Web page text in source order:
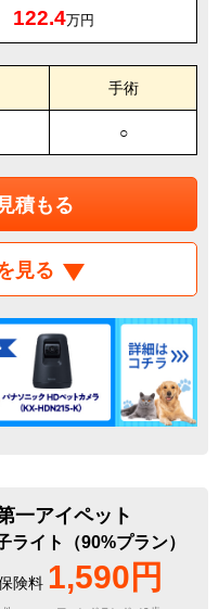
122.4万円
手術
○
積もる
見る
一アイペット
ライト（90%プラン）
険料 1,590円